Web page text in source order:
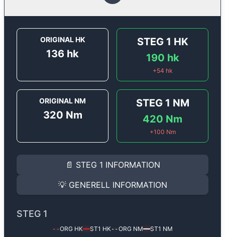
ORIGINAL HK
136 hk
STEG 1 HK
190 hk
+54 hk
ORIGINAL NM
320 Nm
STEG 1 NM
420 Nm
+100 Nm
📄 STEG 1 INFORMATION
INFORMATION
Steg 1
Audi A6 2.0 TDi - 136 hk.
Effekten ökar från136 hktill190 hkoch
(+54 hk & +100 Nm).
Ger mer effekt, högre vridmoment, lägre
Steg 1 mjukvara justerar vi ett antal
💡 GENERELL INFORMATION
✅ All mjukvara är skräddarsydd för din bil
✅ Felsökning inann samt efter optimering
STEG 1
--ORG HK━━ST1 HK--ORG NM━━ST1 NM